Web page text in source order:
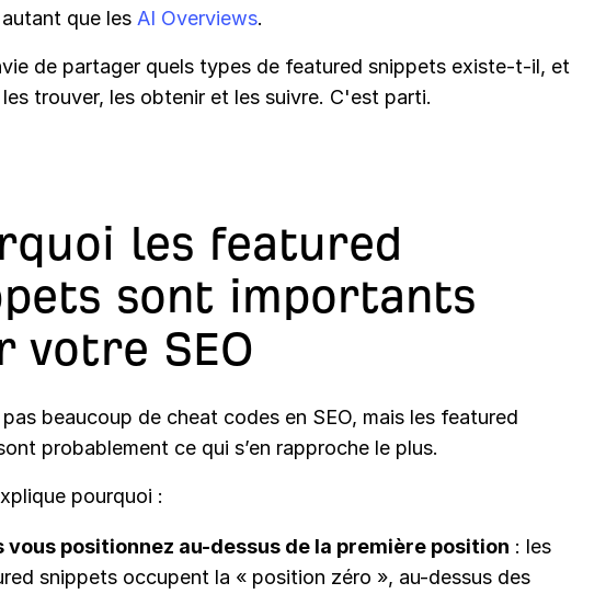
que les AI Overviews.
de partager quels types de featured snippets existe-t-il, et
trouver, les obtenir et les suivre. C'est parti.
les featured
sont importants
votre SEO
pas beaucoup de cheat codes en SEO, mais les featured
probablement ce qui s’en rapproche le plus.
pourquoi :
vous positionnez au-dessus de la première position : les
snippets occupent la « position zéro », au-dessus des